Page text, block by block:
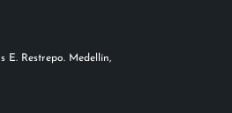
E. Restrepo. Medellín,